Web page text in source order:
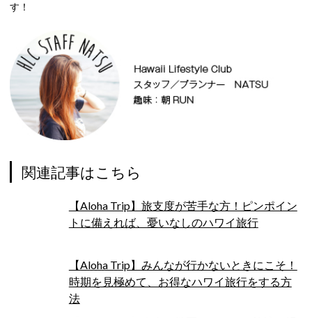
す！
関連記事はこちら
【Aloha Trip】旅支度が苦手な方！ピンポイン
トに備えれば、憂いなしのハワイ旅行
【Aloha Trip】みんなが行かないときにこそ！
時期を見極めて、お得なハワイ旅行をする方
法